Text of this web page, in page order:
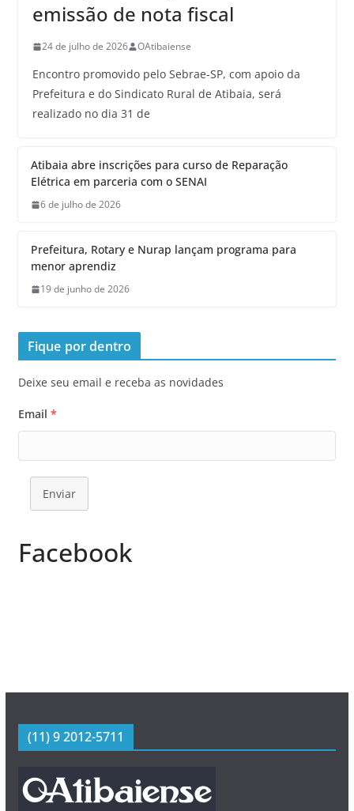
emissão de nota fiscal
24 de julho de 2026 OAtibaiense
Encontro promovido pelo Sebrae-SP, com apoio da
Prefeitura e do Sindicato Rural de Atibaia, será
realizado no dia 31 de
Atibaia abre inscrições para curso de Reparação
Elétrica em parceria com o SENAI
6 de julho de 2026
Prefeitura, Rotary e Nurap lançam programa para
menor aprendiz
19 de junho de 2026
Fique por dentro
Deixe seu email e receba as novidades
Email *
Enviar
Facebook
(11) 9 2012-5711